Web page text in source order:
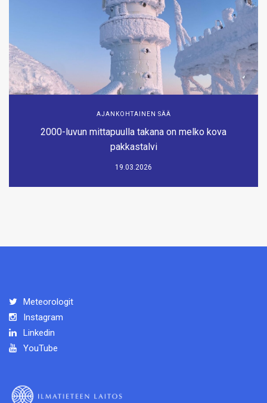
AJANKOHTAINEN SÄÄ
2000-luvun mittapuulla takana on melko kova
pakkastalvi
19.03.2026
Meteorologit
Instagram
Linkedin
YouTube